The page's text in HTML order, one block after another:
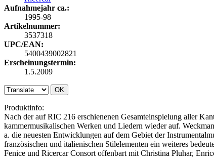
Aufnahmejahr ca.:
1995-98
Artikelnummer:
3537318
UPC/EAN:
5400439002821
Erscheinungstermin:
1.5.2009
OK
Produktinfo:
Nach der auf RIC 216 erschienenen Gesamteinspielung aller
kammermusikalischen Werken und Liedern wieder auf.
a. die neuesten Entwicklungen auf dem Gebiet der
französischen und italienischen Stilelementen ein weiteres
Fenice und Ricercar Consort offenbart mit Christina Pluhar,